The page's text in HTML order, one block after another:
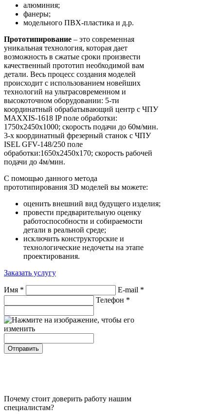
алюминия;
фанеры;
модельного ПВХ-пластика и д.р.
Прототипирование – это современная
уникальная технология, которая дает
возможность в сжатые сроки произвести
качественный прототип необходимой вам
детали. Весь процесс создания моделей
происходит с использованием новейших
технологий на ультрасовременном и
высокоточном оборудовании: 5-ти
координатный обрабатывающий центр с ЧПУ
MAXXIS-1618 IP поле обработки:
1750х2450х1000; скорость подачи до 60м/мин.
3-х координатный фрезерный станок с ЧПУ
ISEL GFV-148/250 поле
обработки:1650х2450х170; скорость рабочей
подачи до 4м/мин.
С помощью данного метода
прототипирования 3D моделей вы можете:
оценить внешний вид будущего изделия;
провести предварительную оценку
работоспособности и собираемости
детали в реальной среде;
исключить конструкторские и
технологические недочеты на этапе
проектирования.
Заказать услугу
Имя * E-mail *
Телефон *
Почему стоит доверить работу нашим
специалистам?